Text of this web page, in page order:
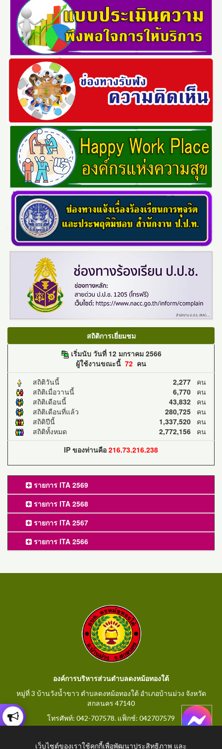
สถิติการเยี่ยมชม
เริ่มนับ วันที่ 12 มกราคม 2566
ผู้ใช้งานขณะนี้ 72 คน
สถิติวันนี้
2,277 คน
สถิติเมื่อวานนี้
6,770 คน
สถิติเดือนนี้
43,832 คน
สถิติเดือนที่แล้ว
280,725 คน
สถิติปีนี้
1,337,520 คน
สถิติทั้งหมด
2,772,156 คน
IP ของท่านคือ 216.73.216.238
รายการ ITA 2569
รายการ ITA 2568
รายการ ITA 2567
รายการ ITA 2566
องค์การบริหารส่วนตำบลดงหม้อทองใต้
หมู่ที่ 3 บ้านวังน้ำขาว ตำบลดงหม้อทองใต้ อำเภอบ้านม่วง จังหวัด
สกลนคร 47140
โทรศัพท์: 042-707578. แฟ็กช์: 042707579
เว็บไซต์ของเราใช้คุกกี้เพื่อพัฒนาประสิทธิภาพ และ